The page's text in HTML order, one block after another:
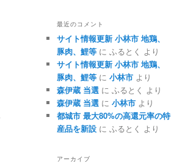
最近のコメント
サイト情報更新 小林市 地鶏、
豚肉、鯉等 に ふるとく より
サイト情報更新 小林市 地鶏、
豚肉、鯉等 に 小林市 より
森伊蔵 当選 に ふるとく より
森伊蔵 当選 に 小林市 より
都城市 最大80%の高還元率の特
産品を新設 に ふるとく より
アーカイブ